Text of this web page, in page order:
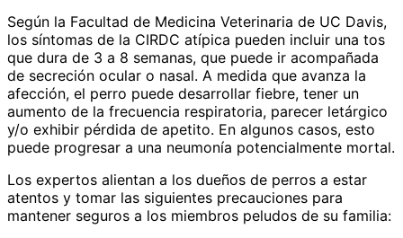
Según la Facultad de Medicina Veterinaria de UC Davis,
los síntomas de la CIRDC atípica pueden incluir una tos
que dura de 3 a 8 semanas, que puede ir acompañada
de secreción ocular o nasal. A medida que avanza la
afección, el perro puede desarrollar fiebre, tener un
aumento de la frecuencia respiratoria, parecer letárgico
y/o exhibir pérdida de apetito. En algunos casos, esto
puede progresar a una neumonía potencialmente mortal.
Los expertos alientan a los dueños de perros a estar
atentos y tomar las siguientes precauciones para
mantener seguros a los miembros peludos de su familia: